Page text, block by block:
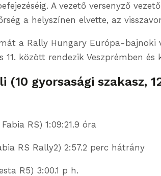
A vezető versenyző
a helyszínen elvette, az
a Rally Hungary Európa-bajnoki
között rendezik Veszprémben és
(10 gyorsasági szakasz,
RS) 1:09:21.9 óra
RS Rally2) 2:57.2 perc hátrány
R5) 3:00.1 p h.